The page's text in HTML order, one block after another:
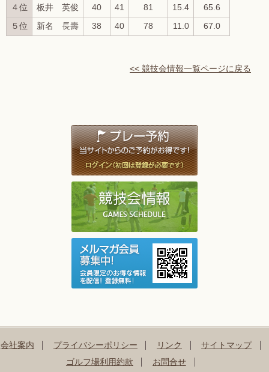
４位 板井 英俊 40 41 81 15.4 65.6
５位 新名 長壽 38 40 78 11.0 67.0
<< 競技会情報一覧ページに戻る
会社案内 プライバシーポリシー リンク
サイトマップ
ゴルフ場利用約款
お問合せ